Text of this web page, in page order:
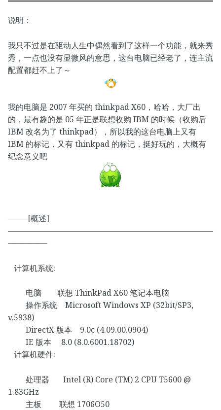
说明：
我只不过是在驱动人生中偶然看到了这样一个功能，就来秀
秀，一点也没有显微风的意思，这台电脑已经老了，连主流
配置都赶不上了～
我的电脑是 2007 年买的 thinkpad X60，哈哈，大厂出
的，最有趣的是 05 年正是联想收购 IBM 的时候（收购后
IBM 改名为了 thinkpad），所以我的这台电脑上又有
IBM 的标记，又有 thinkpad 的标记，挺好玩的，大概有
纪念意义吧
——–[概述]
——————————————————————————
—————
计算机系统:
电脑 联想 ThinkPad X60 笔记本电脑
操作系统 Microsoft Windows XP (32bit/SP3,
v.5938)
DirectX 版本 9.0c (4.09.00.0904)
IE 版本 8.0 (8.0.6001.18702)
计算机硬件:
处理器 Intel (R) Core (TM) 2 CPU T5600 @
1.83GHz
主板 联想 1706O50